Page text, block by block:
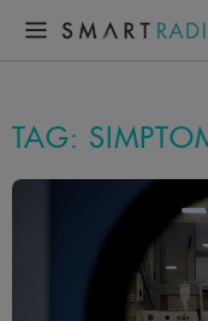
TAG: